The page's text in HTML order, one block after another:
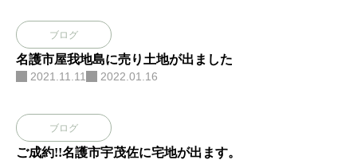
ブログ
名護市屋我地島に売り土地が出ました
2021.11.11 2022.01.16
ブログ
ご成約!!名護市宇茂佐に宅地が出ます。